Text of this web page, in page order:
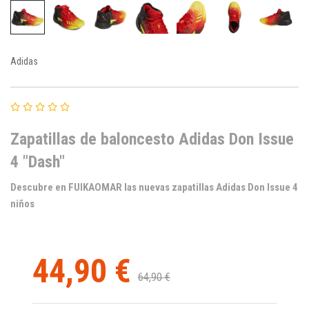
Adidas
Zapatillas de baloncesto Adidas Don Issue
4 "Dash"
Descubre en FUIKAOMAR las nuevas zapatillas Adidas Don Issue 4
niños
44,90 € 64,90 €